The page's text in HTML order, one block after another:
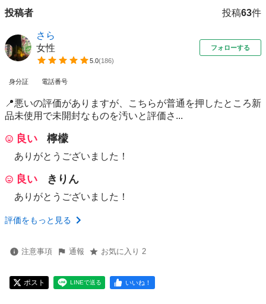
投稿者 投稿63件
さら
女性
5.0(186)
フォローする
身分証 電話番号
📍悪いの評価がありますが、こちらが普通を押したところ新
品未使用で未開封なものを汚いと評価さ...
良い 檸檬
ありがとうございました！
良い きりん
ありがとうございました！
評価をもっと見る
注意事項 通報 お気に入り 2
ポスト LINEで送る いいね！